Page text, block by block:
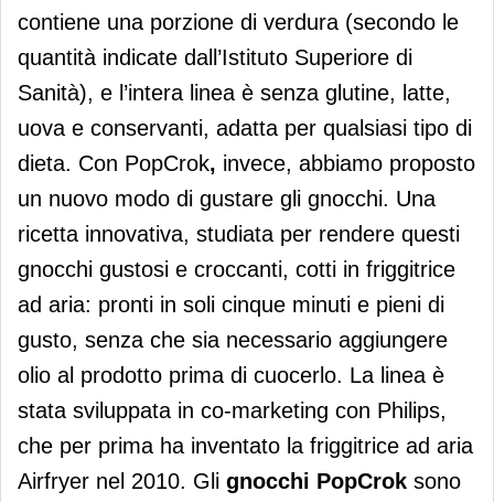
contiene una porzione di verdura (secondo le
quantità indicate dall’Istituto Superiore di
Sanità), e l’intera linea è senza glutine, latte,
uova e conservanti, adatta per qualsiasi tipo di
dieta. Con PopCrok, invece, abbiamo proposto
un nuovo modo di gustare gli gnocchi. Una
ricetta innovativa, studiata per rendere questi
gnocchi gustosi e croccanti, cotti in friggitrice
ad aria: pronti in soli cinque minuti e pieni di
gusto, senza che sia necessario aggiungere
olio al prodotto prima di cuocerlo. La linea è
stata sviluppata in co-marketing con Philips,
che per prima ha inventato la friggitrice ad aria
Airfryer nel 2010. Gli gnocchi PopCrok sono